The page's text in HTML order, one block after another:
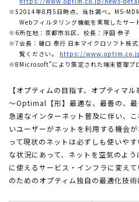
※52014年8月5日時点、当社調べ。MS-
Webフィルタリング機能を実現したサー
※6所在地：京都市北区、校長：浮田 恭子
※7会長：樋口 泰行 日本マイクロソフト株
覧ください。 https://
※8 Microsoft®により策定された端末管理プ
【オプティムの目指す、オプティマル
～Optimal【形】最適な、最善の、最
急速なインターネット普及に伴い、
いユーザーがネットを利用する機会
って現状のネットは必ずしも使いや
な状況にあって、ネットを空気のよ
に使えるサービス・インフラに変え
のためのオプティム独自の最適化技